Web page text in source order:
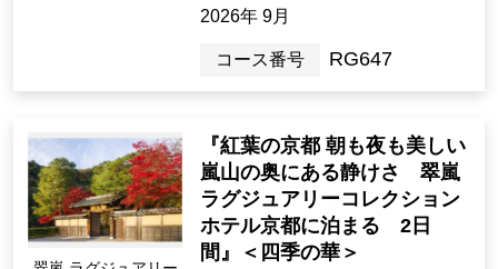
2026年 9月
コース番号 RG647
『紅葉の京都 朝も夜も美しい
嵐山の奥にある静けさ 翠嵐
ラグジュアリーコレクション
ホテル京都に泊まる 2日
間』＜四季の華＞